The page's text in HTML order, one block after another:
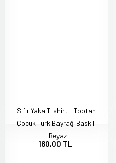
Sıfır Yaka T-shirt - Toptan
Çocuk Türk Bayrağı Baskılı
-Beyaz
160,00 TL